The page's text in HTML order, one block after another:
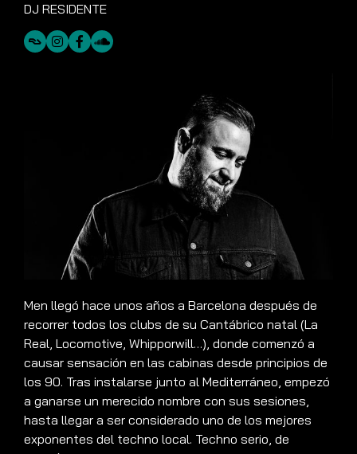
Men llegó hace unos años a Barcelona después de
recorrer todos los clubs de su Cantábrico natal (La
Real, Locomotive, Whipporwill…), donde comenzó a
causar sensación en las cabinas desde principios de
los 90. Tras instalarse junto al Mediterráneo, empezó
a ganarse un merecido nombre con sus sesiones,
hasta llegar a ser considerado uno de los mejores
exponentes del techno local. Techno serio, de